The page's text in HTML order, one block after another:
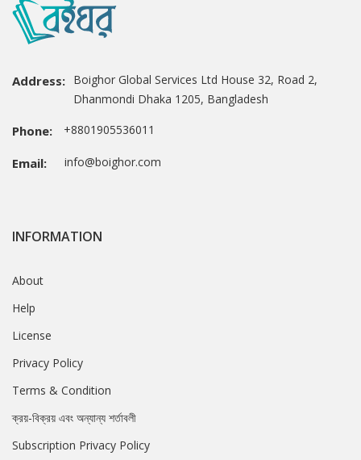
Address: Boighor Global Services Ltd House 32, Road 2,
Dhanmondi Dhaka 1205, Bangladesh
Phone: +8801905536011
Email: info@boighor.com
INFORMATION
About
Help
License
Privacy Policy
Terms & Condition
ক্রয়-বিক্রয় এবং অন্যান্য শর্তাবলী
Subscription Privacy Policy